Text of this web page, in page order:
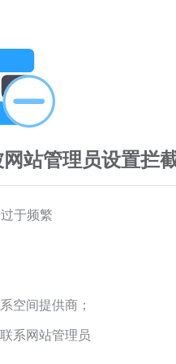
站管理员设置拦
于频繁
空间提供商；
系网站管理员